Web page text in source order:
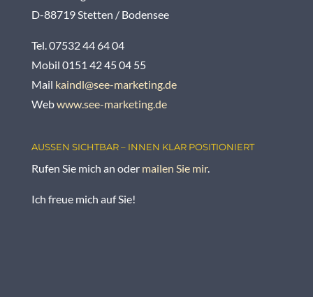
D-88719 Stetten / Bodensee
Tel. 07532 44 64 04
Mobil 0151 42 45 04 55
Mail kaindl@see-marketing.de
Webwww.see-marketing.de
AUSSEN SICHTBAR – INNEN KLAR POSITIONIERT
Rufen Sie mich an oder mailen Sie mir.
Ich freue mich auf Sie!